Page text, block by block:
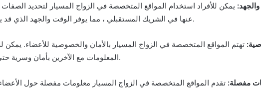
والجهد: يمكن للأفراد استخدام المواقع المتخصصة في الزواج المسيار لتحديد الصفات
عنها في الشريك المستقبلي ، مما يوفر الوقت والجهد الذي قد يستغرقه البحث التقليدي.
تهتم المواقع المتخصصة في الزواج المسيار بالأمان والخصوصية للأعضاء. يمكن
المعلومات مع الآخرين بأمان وسرية حتى يقرروا الالتقاء شخصيًا.
مفصلة: تقدم المواقع المتخصصة في الزواج المسيار معلومات مفصلة حول الأعضاء